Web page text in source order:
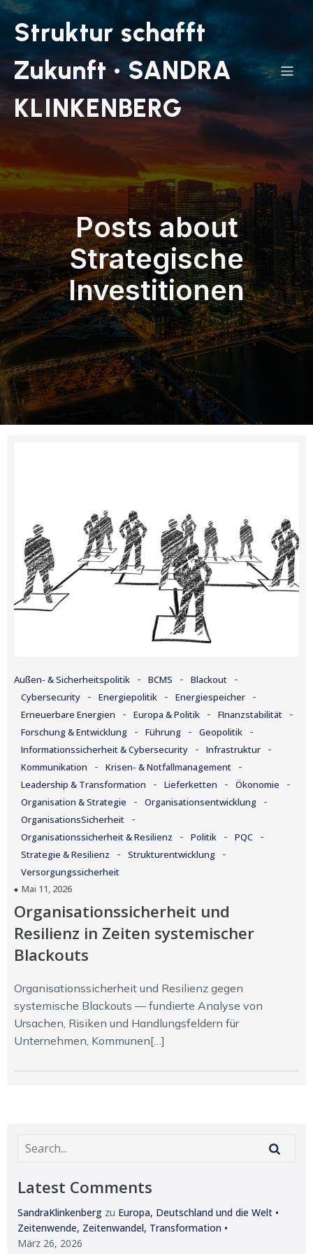
Struktur schafft
Zukunft • SANDRA
KLINKENBERG
Posts about
Strategische
Investitionen
Außen- & Sicherheitspolitik - BCMS - Blackout -
Cybersecurity - Energiepolitik - Energiespeicher -
Erneuerbare Energien - Europa & Politik - FInanzstabilität -
Forschung & Entwicklung - Führung - Geopolitik -
Informationssicherheit & Cybersecurity - Infrastruktur -
Kommunikation - Krisen- & Notfallmanagement -
Leadership & Transformation - Lieferketten - Ökonomie -
Organisation & Strategie - Organisationsentwicklung -
OrganisationsSicherheit -
Organisationssicherheit & Resilienz - Politik - PQC -
Strategie & Resilienz - Strukturentwicklung -
Versorgungssicherheit
Mai 11, 2026
Organisationssicherheit und
Resilienz in Zeiten systemischer
Blackouts
Organisationssicherheit und Resilienz gegen
systemische Blackouts — fundierte Analyse von
Ursachen, Risiken und Handlungsfeldern für
Unternehmen, Kommunen[…]
Latest Comments
SandraKlinkenberg zu Europa, Deutschland und die Welt •
Zeitenwende, Zeitenwandel, Transformation •
März 26, 2026